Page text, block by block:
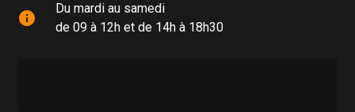
info
Du mardi au samedi
de 09 à 12h et de 14h à 18h30